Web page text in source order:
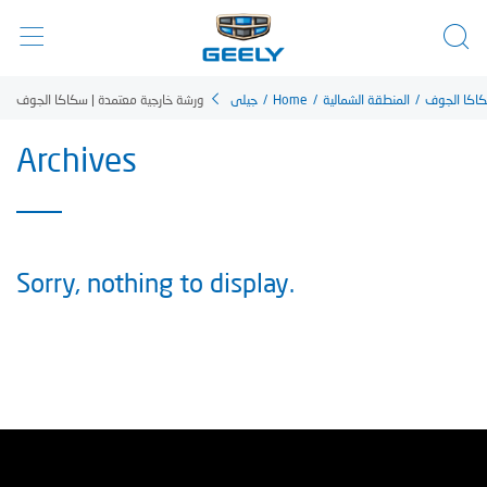
ورشة خارجية معتمدة | سكاكا الجوف جيلي / Home / المنطقة الشمالية / الجوف
Archives
Sorry, nothing to display.